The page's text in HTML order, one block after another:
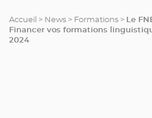
Accueil > News > Formations > Le
Financer vos formations
2024